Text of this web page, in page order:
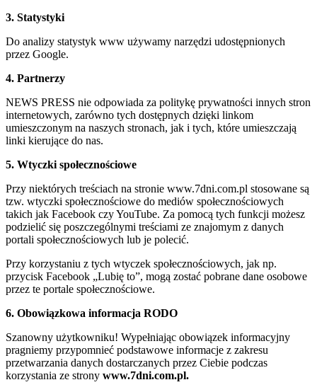
3. Statystyki
Do analizy statystyk www używamy narzędzi udostępnionych
przez Google.
4. Partnerzy
NEWS PRESS nie odpowiada za politykę prywatności innych stron
internetowych, zarówno tych dostępnych dzięki linkom
umieszczonym na naszych stronach, jak i tych, które umieszczają
linki kierujące do nas.
5. Wtyczki społecznościowe
Przy niektórych treściach na stronie www.7dni.com.pl stosowane są
tzw. wtyczki społecznościowe do mediów społecznościowych
takich jak Facebook czy YouTube. Za pomocą tych funkcji możesz
podzielić się poszczególnymi treściami ze znajomym z danych
portali społecznościowych lub je polecić.
Przy korzystaniu z tych wtyczek społecznościowych, jak np.
przycisk Facebook „Lubię to”, mogą zostać pobrane dane osobowe
przez te portale społecznościowe.
6. Obowiązkowa informacja RODO
Szanowny użytkowniku! Wypełniając obowiązek informacyjny
pragniemy przypomnieć podstawowe informacje z zakresu
przetwarzania danych dostarczanych przez Ciebie podczas
korzystania ze strony www.7dni.com.pl.